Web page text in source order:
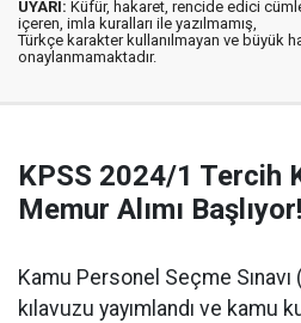
UYARI: Küfür, hakaret, rencide edici
içeren, imla kuralları ile yazılmamış,
Türkçe karakter kullanılmayan ve büyük
onaylanmamaktadır.
KPSS 2024/1 Tercih
Memur Alımı Başlıyor!
Kamu Personel Seçme
kılavuzu yayımlandı ve kamu